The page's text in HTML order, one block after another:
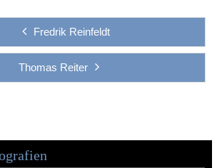
Fredrik Reinfeldt
Thomas Reiter